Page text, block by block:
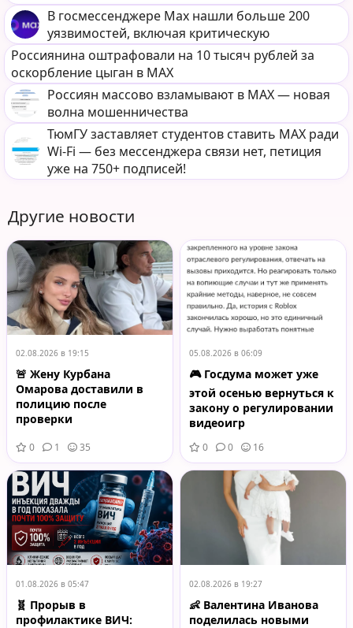
В госмессенджере Max нашли больше 200
уязвимостей, включая критическую
Россиянина оштрафовали на 10 тысяч рублей за
оскорбление цыган в MAX
Россиян массово взламывают в MAX — новая
волна мошенничества
ТюмГУ заставляет студентов ставить MAX ради
Wi-Fi — без мессенджера связи нет, петиция
уже на 750+ подписей!
Другие новости
02.08.2026 в 19:15
🚨 Жену Курбана
Омарова доставили в
полицию после
проверки
услуг
0 1 35
05.08.2026 в 06:09
🎮 Госдума может уже
этой осенью вернуться к
закону о регулировании
видеоигр
0 0 16
01.08.2026 в 05:47
🧬 Прорыв в
профилактике ВИЧ:
02.08.2026 в 19:27
👶 Валентина Иванова
поделилась новыми